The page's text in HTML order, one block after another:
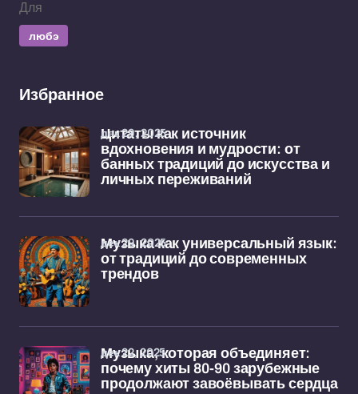
Для
любэ
Избранное
Цитаты как источник
вдохновения и мудрости: от
банных традиций до искусства и
личных переживаний
дек 29, 2025
Музыка как универсальный язык:
от традиций до современных
трендов
дек 29, 2025
Музыка, которая объединяет:
почему хиты 80-90 зарубежные
продолжают завоёвывать сердца
дек 22, 2025